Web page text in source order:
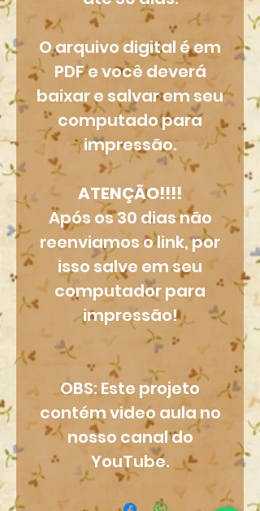
O arquivo digital é em
PDF e você deverá
baixar e salvar em seu
computado para
impressão.
ATENÇÃO!!!!
Após os 30 dias não
reenviamos o link, por
isso salve em seu
computador para
impressão!
OBS: Este projeto
contém video aula no
nosso canal do
YouTube.